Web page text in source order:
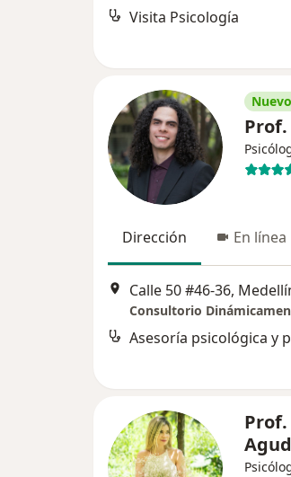
Visita Psicología
Dirección En línea
Calle 50 #46-36,
Consultorio
Prof.